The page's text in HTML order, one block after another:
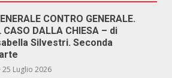
CONTRO GENERALE.
CASO DALLA CHIESA – di
Silvestri. Seconda
25 Luglio 2026